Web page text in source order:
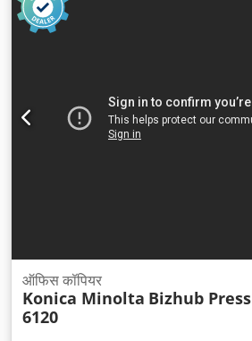
ऑफिस कॉपियर
Konica Minolta Bizhub Press
6120